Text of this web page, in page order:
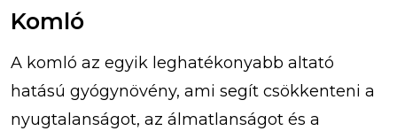
Komló
A komló az egyik leghatékonyabb altató
hatású gyógynövény, ami segít csökkenteni a
nyugtalanságot, az álmatlanságot és a